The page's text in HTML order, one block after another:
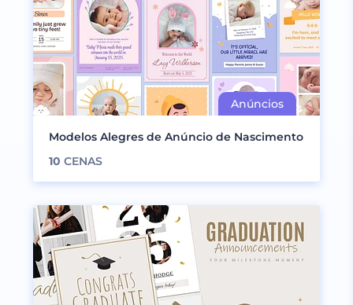
Modelos Alegres de Anúncio de Nascimento
10 CENAS